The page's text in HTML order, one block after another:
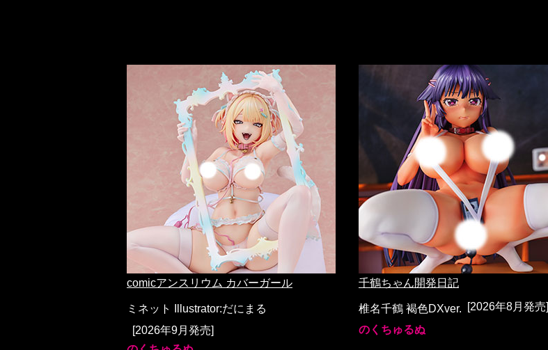
comicアンスリウム カバーガール
ミネット Illustrator:だにまる
[2026年9月発売]
千鶴ちゃん開発日記
椎名千鶴 褐色DXver.
[2026年8月発売]
のくちゅるぬ